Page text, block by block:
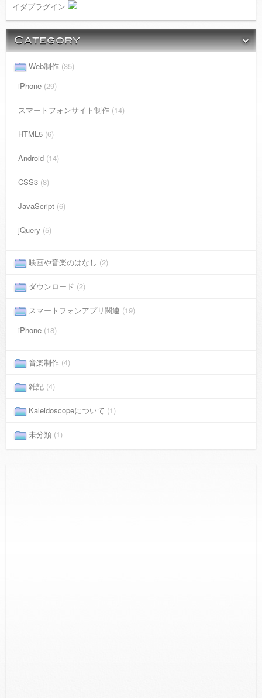
イダプラグイン
Web制作 (35)
iPhone (29)
スマートフォンサイト制作 (14)
HTML5 (6)
Android (14)
CSS3 (8)
JavaScript (6)
jQuery (5)
映画や音楽のはなし (2)
ダウンロード (2)
スマートフォンアプリ関連 (19)
iPhone (18)
音楽制作 (4)
雑記 (4)
Kaleidoscopeについて (1)
未分類 (1)